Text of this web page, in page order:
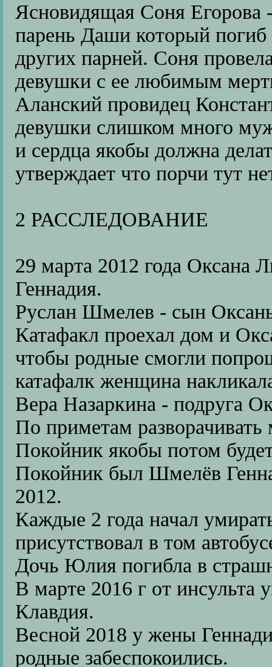
Ясновидящая Соня Егорова
парень Даши который
других парней. Соня
девушки с ее любимым
Аланский провидец
девушки слишком много
и сердца якобы должна
утверждает что порчи тут
2 РАССЛЕДОВАНИЕ
29 марта 2012 года Оксана
Геннадия.
Руслан Шмелев - сын
Катафакл проехал дом и
чтобы родные смогли
катафалк женщина
Вера Назаркина - подруга
По приметам
Покойник якобы потом
Покойник был Шмелёв
2012.
Каждые 2 года начал
присутствовал в том
Дочь Юлия погибла в
В марте 2016 г от
Клавдия.
Весной 2018 у жены
родные забеспокоились.